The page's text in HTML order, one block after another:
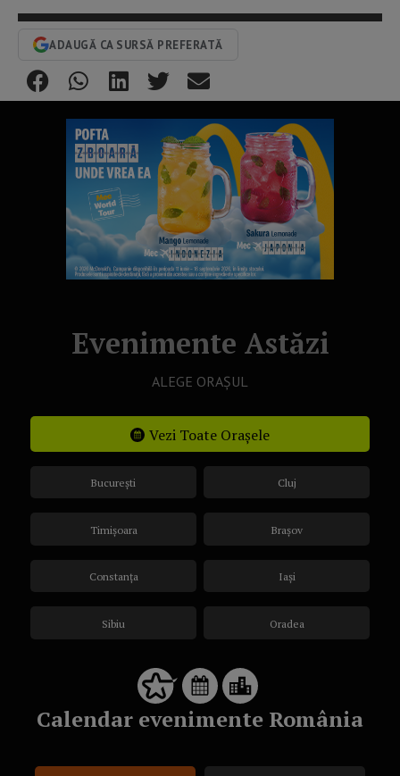
ADAUGĂ CA SURSĂ PREFERATĂ
Evenimente Astăzi
ALEGE ORAȘUL
Vezi Toate Orașele
București
Timișoara
Constanța
Sibiu
Cluj
Brașov
Iași
Oradea
Calendar evenimente România